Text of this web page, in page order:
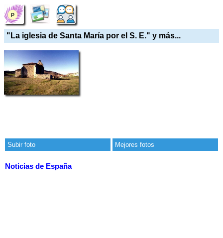
"La iglesia de Santa María por el S. E." y más...
Subir foto Mejores fotos
Noticias de España